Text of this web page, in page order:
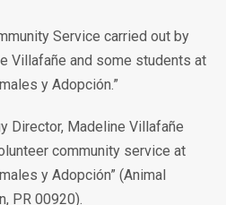
Service carried out by
Villafañe and some students at
y Adopción.”
Director, Madeline Villafañe
community service at
y Adopción” (Animal
PR 00920).